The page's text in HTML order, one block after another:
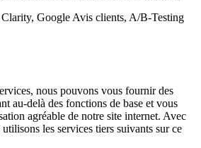
Google Avis clients, A/B-Testing
nous pouvons vous fournir des
au-delà des fonctions de base et vous
agréable de notre site internet. Avec
les services tiers suivants sur ce